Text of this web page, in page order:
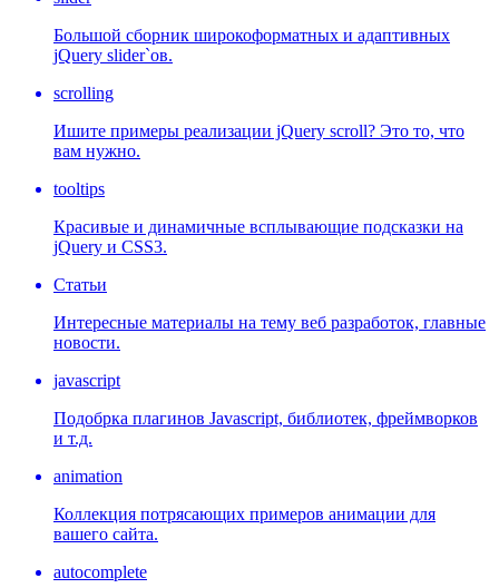
Большой сборник широкоформатных и адаптивных
jQuery slider`ов.
scrolling
Ишите примеры реализации jQuery scroll? Это то, что
вам нужно.
tooltips
Красивые и динамичные всплывающие подсказки на
jQuery и CSS3.
Статьи
Интересные материалы на тему веб разработок, главные
новости.
javascript
Подобрка плагинов Javascript, библиотек, фреймворков
и т.д.
animation
Коллекция потрясающих примеров анимации для
вашего сайта.
autocomplete